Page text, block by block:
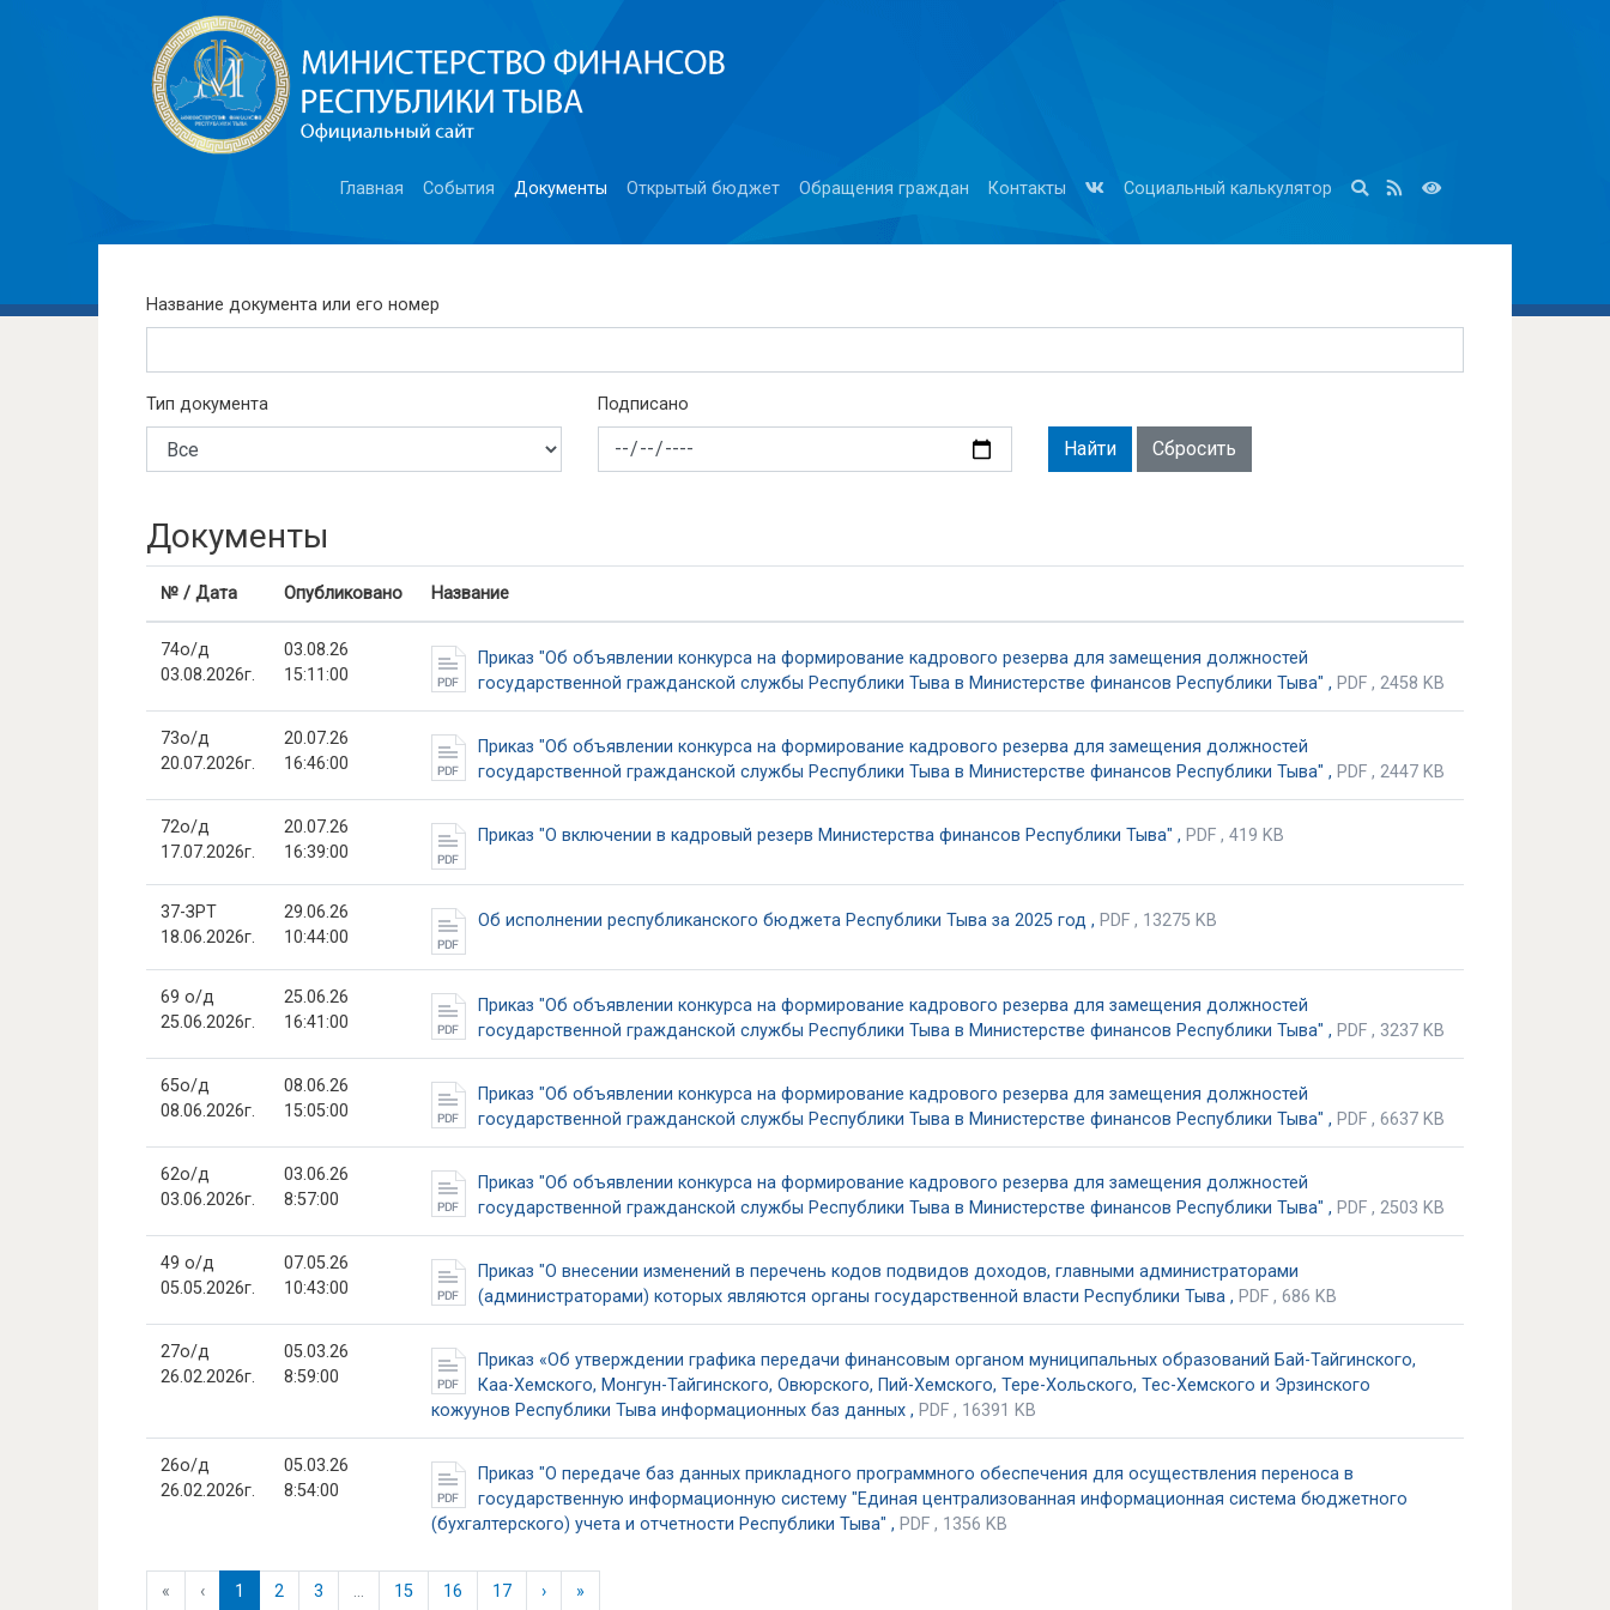
Главная События Документы Открытый бюджет Обращения граждан Контакты Социальный калькулятор
Название документа или его номер
Тип документа Подписано
Сбросить
Документы
№ / Дата Опубликовано Название
74о/д
03.08.2026г.
03.08.26
15:11:00
Приказ "Об объявлении конкурса на формирование кадрового резерва для замещения должностей
государственной гражданской службы Республики Тыва в Министерстве финансов Республики Тыва" , PDF , 2458 KB
73о/д
20.07.2026г.
20.07.26
16:46:00
Приказ "Об объявлении конкурса на формирование кадрового резерва для замещения должностей
государственной гражданской службы Республики Тыва в Министерстве финансов Республики Тыва" , PDF , 2447 KB
72о/д
17.07.2026г.
20.07.26
16:39:00
Приказ "О включении в кадровый резерв Министерства финансов Республики Тыва" , PDF , 419 KB
37-ЗРТ
18.06.2026г.
29.06.26
10:44:00
Об исполнении республиканского бюджета Республики Тыва за 2025 год , PDF , 13275 KB
69 о/д
25.06.2026г.
25.06.26
16:41:00
Приказ "Об объявлении конкурса на формирование кадрового резерва для замещения должностей
государственной гражданской службы Республики Тыва в Министерстве финансов Республики Тыва" , PDF , 3237 KB
65о/д
08.06.2026г.
08.06.26
15:05:00
Приказ "Об объявлении конкурса на формирование кадрового резерва для замещения должностей
государственной гражданской службы Республики Тыва в Министерстве финансов Республики Тыва" , PDF , 6637 KB
62о/д
03.06.2026г.
03.06.26
8:57:00
Приказ "Об объявлении конкурса на формирование кадрового резерва для замещения должностей
государственной гражданской службы Республики Тыва в Министерстве финансов Республики Тыва" , PDF , 2503 KB
49 о/д
05.05.2026г.
07.05.26
10:43:00
Приказ "О внесении изменений в перечень кодов подвидов доходов, главными администраторами
(администраторами) которых являются органы государственной власти Республики Тыва , PDF , 686 KB
27о/д
26.02.2026г.
05.03.26
8:59:00
Приказ «Об утверждении графика передачи финансовым органом муниципальных образований Бай-Тайгинского,
Каа-Хемского, Монгун-Тайгинского, Овюрского, Пий-Хемского, Тере-Хольского, Тес-Хемского и Эрзинского
кожуунов Республики Тыва информационных баз данных , PDF , 16391 KB
26о/д
26.02.2026г.
05.03.26
8:54:00
Приказ "О передаче баз данных прикладного программного обеспечения для осуществления переноса в
государственную информационную систему "Единая централизованная информационная система бюджетного
(бухгалтерского) учета и отчетности Республики Тыва" , PDF , 1356 KB
« ‹ 1 2 3 ... 15 16 17 › »